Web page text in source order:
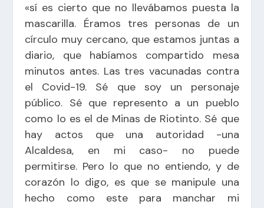
«sí es cierto que no llevábamos puesta la
mascarilla. Éramos tres personas de un
círculo muy cercano, que estamos juntas a
diario, que habíamos compartido mesa
minutos antes. Las tres vacunadas contra
el Covid-19. Sé que soy un personaje
público. Sé que represento a un pueblo
como lo es el de Minas de Riotinto. Sé que
hay actos que una autoridad -una
Alcaldesa, en mi caso- no puede
permitirse. Pero lo que no entiendo, y de
corazón lo digo, es que se manipule una
hecho como este para manchar mi